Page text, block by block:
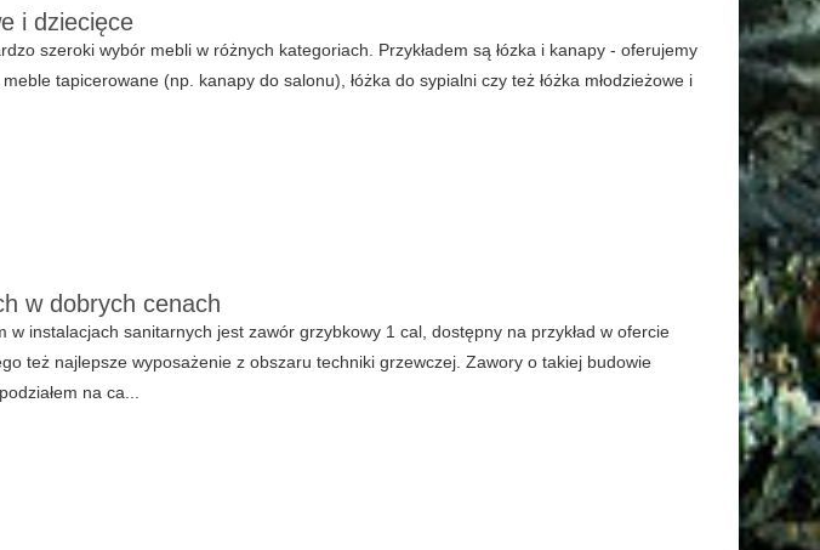
i dziecięce
szeroki wybór mebli w różnych kategoriach. Przykładem są łózka i kanapy - oferujemy
tapicerowane (np. kanapy do salonu), łóżka do sypialni czy też łóżka młodzieżowe i
w dobrych cenach
instalacjach sanitarnych jest zawór grzybkowy 1 cal, dostępny na przykład w ofercie
też najlepsze wyposażenie z obszaru techniki grzewczej. Zawory o takiej budowie
na ca...